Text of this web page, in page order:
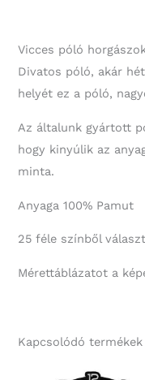
Vicces póló
Divatos póló, akár
helyét ez a póló,
Az általunk gyártott
hogy kinyúlik az
minta.
Anyaga 100% Pamut
25 féle színből
Mérettáblázatot a
Kapcsolódó termékek